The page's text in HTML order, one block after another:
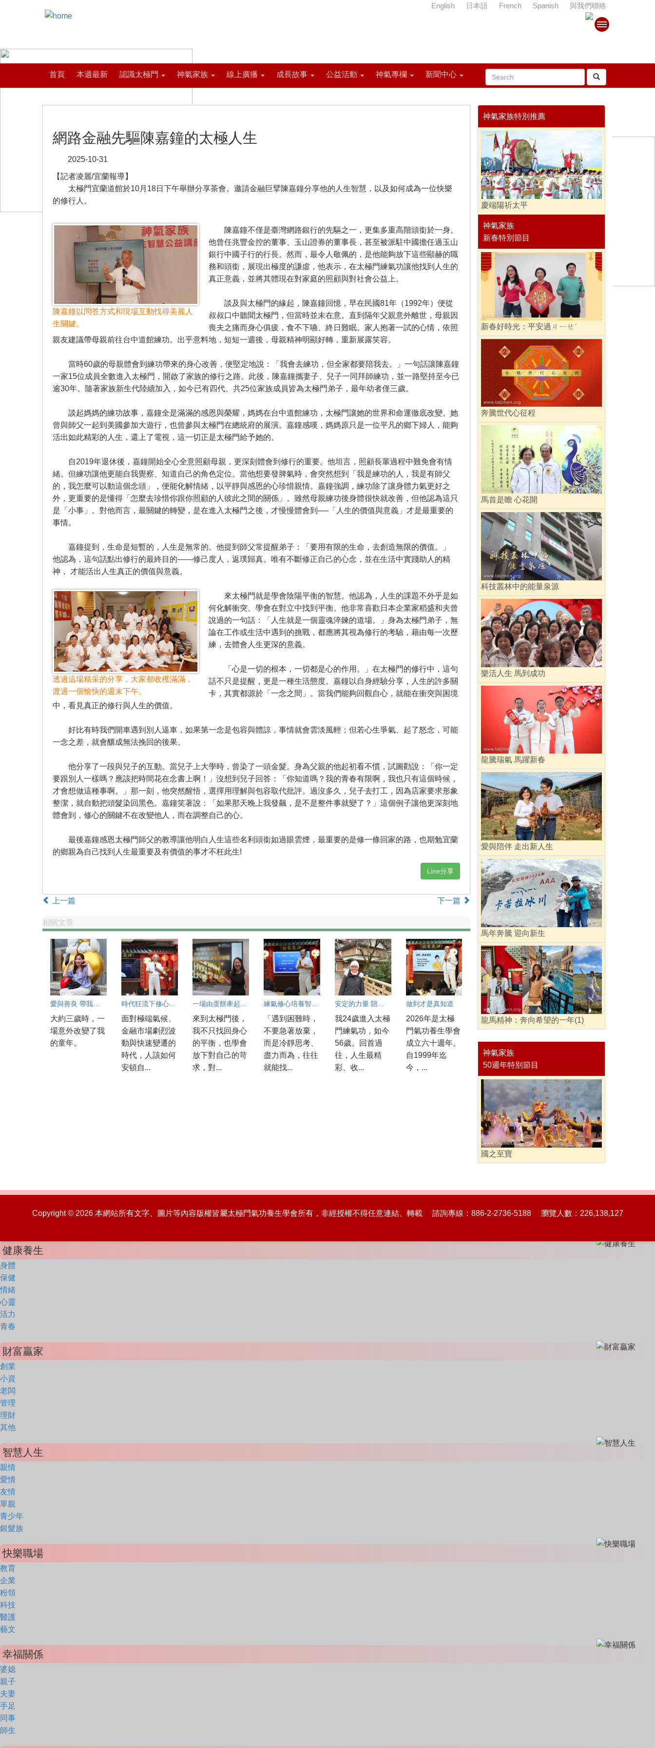
首頁 本週最新 認識太極門 神氣家族 線上廣播 成長故事 公益活動 神氣專欄 新聞中心
English 日本語 French Spanish 與我們聯絡
網路金融先驅陳嘉鐘的太極人生
2025-10-31
【記者凌麗/宜蘭報導】
太極門宜蘭道館於10月18日下午舉辦分享茶會。邀請金融巨擘陳嘉鐘分享他的人生智慧，以及如何成為一位快樂
的修行人。
陳嘉鐘以問答方式和現場互動找尋美麗人
生關鍵。
陳嘉鐘不僅是臺灣網路銀行的先驅之一，更集多重高階頭銜於一身。
他曾任兆豐金控的董事、玉山證券的董事長，甚至被派駐中國擔任過玉山
銀行中國子行的行長。然而，最令人敬佩的，是他能夠放下這些顯赫的職
務和頭銜，展現出極度的謙虛，他表示，在太極門練氣功讓他找到人生的
真正意義，並將其體現在對家庭的照顧與對社會公益上。
談及與太極門的緣起，陳嘉鐘回憶，早在民國81年（1992年）便從
叔叔口中聽聞太極門，但當時並未在意。直到隔年父親意外離世，母親因
喪夫之痛而身心俱疲，食不下嚥、終日難眠。家人抱著一試的心情，依照
親友建議帶母親前往台中道館練功。出乎意料地，短短一週後，母親精神明顯好轉，重新展露笑容。
當時60歲的母親體會到練功帶來的身心改善，便堅定地說：「我會去練功，但全家都要陪我去。」一句話讓陳嘉鐘
一家15位成員全數進入太極門，開啟了家族的修行之路。此後，陳嘉鐘攜妻子、兒子一同拜師練功，並一路堅持至今已
逾30年。隨著家族新生代陸續加入，如今已有四代、共25位家族成員皆為太極門弟子，最年幼者僅三歲。
談起媽媽的練功故事，嘉鐘全是滿滿的感恩與榮耀，媽媽在台中道館練功，太極門讓她的世界和命運徹底改變。她
曾與師父一起到美國參加大遊行，也曾參與太極門在總統府的展演。嘉鐘感嘆，媽媽原只是一位平凡的鄉下婦人，能夠
活出如此精彩的人生，還上了電視，這一切正是太極門給予她的。
自2019年退休後，嘉鐘開始全心全意照顧母親，更深刻體會到修行的重要。他坦言，照顧長輩過程中難免會有情
緒。但練功讓他更能自我覺察、知道自己的角色定位。當他想要發脾氣時，會突然想到「我是練功的人，我是有師父
的，我怎麼可以動這個念頭」，便能化解情緒，以平靜與感恩的心珍惜親情。嘉鐘強調，練功除了讓身體力氣更好之
外，更重要的是懂得「怎麼去珍惜你跟你照顧的人彼此之間的關係」。雖然母親練功後身體很快就改善，但他認為這只
是「小事」。對他而言，最關鍵的轉變，是在進入太極門之後，才慢慢體會到──「人生的價值與意義」才是最重要的
事情。
嘉鐘提到，生命是短暫的，人生是無常的。他提到師父常提醒弟子：「要用有限的生命，去創造無限的價值。」
他認為，這句話點出修行的最終目的——修己度人，返璞歸真。唯有不斷修正自己的心念，並在生活中實踐助人的精
神， 才能活出人生真正的價值與意義。
透過這場精采的分享，大家都收穫滿滿，
渡過一個愉快的週末下午。
來太極門就是學會陰陽平衡的智慧。他認為，人生的課題不外乎是如
何化解衝突、學會在對立中找到平衡。他非常喜歡日本企業家稻盛和夫曾
說過的一句話：「人生就是一個靈魂淬鍊的道場。」身為太極門弟子，無
論在工作或生活中遇到的挑戰，都應將其視為修行的考驗，藉由每一次歷
練，去體會人生更深的意義。
「心是一切的根本，一切都是心的作用。」在太極門的修行中，這句
話不只是提醒，更是一種生活態度。嘉鐘以自身經驗分享，人生的許多關
卡，其實都源於「一念之間」。當我們能夠回觀自心，就能在衝突與困境
中，看見真正的修行與人生的價值。
好比有時我們開車遇到別人逼車，如果第一念是包容與體諒，事情就會雲淡風輕；但若心生爭氣、起了怒念，可能
一念之差，就會釀成無法挽回的後果。
他分享了一段與兒子的互動。當兒子上大學時，曾染了一頭金髮。身為父親的他起初看不慣，試圖勸說：「你一定
要跟別人一樣嗎？應該把時間花在念書上啊！」沒想到兒子回答：「你知道嗎？我的青春有限啊，我也只有這個時候，
才會想做這種事啊。」那一刻，他突然醒悟，選擇用理解與包容取代批評。過沒多久，兒子去打工，因為店家要求形象
整潔，就自動把頭髮染回黑色。嘉鐘笑著說：「如果那天晚上我發飆，是不是整件事就變了？」這個例子讓他更深刻地
體會到，修心的關鍵不在改變他人，而在調整自己的心。
最後嘉鐘感恩太極門師父的教導讓他明白人生這些名利頭銜如過眼雲煙，最重要的是修一條回家的路，也期勉宜蘭
的鄉親為自己找到人生最重要及有價值的事才不枉此生!
Line分享
上一篇 下一篇
相關文章
大約三歲時，一
場意外改變了我
的童年。
時代狂流下修心安自在 官大愋：真正要投資的是人心
面對極端氣候、
金融市場劇烈波
動與快速變遷的
時代，人該如何
安頓自...
來到太極門後，
我不只找回身心
的平衡，也學會
放下對自己的苛
求，對...
「遇到困難時，
不要急著放棄，
而是冷靜思考、
盡力而為，往往
就能找...
安定的力量 陪我走過人生考驗
我24歲進入太極
門練氣功，如今
56歲。回首過
往，人生最精
彩、收...
做到才是真知道
2026年是太極
門氣功養生學會
成立六十週年。
自1999年迄
今，...
神氣家族特別推薦
慶端陽祈太平
神氣家族
新春特別節目
新春好時光：平安過ㄐㄧㄝˊ
奔騰世代心征程
馬首是瞻 心花開
科技叢林中的能量泉源
樂活人生 馬到成功
龍騰瑞氣 馬躍新春
愛與陪伴 走出新人生
馬年奔騰 迎向新生
龍馬精神：奔向希望的一年(1)
神氣家族
50週年特別節目
國之至寶
Copyright © 2026 本網站所有文字、圖片等內容版權皆屬太極門氣功養生學會所有，非經授權不得任意連結、轉載 諮詢專線：886-2-2736-5188 瀏覽人數：226,138,127
健康養生
身體
保健
情緒
心靈
活力
青春
財富贏家
創業
小資
老闆
管理
理財
其他
智慧人生
親情
愛情
友情
單親
青少年
銀髮族
快樂職場
教育
企業
粉領
科技
醫護
藝文
幸福關係
婆媳
親子
夫妻
手足
同事
師生